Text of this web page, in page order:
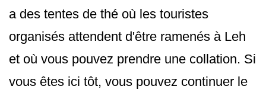
a des tentes de thé où les touristes
organisés attendent d'être ramenés à Leh
et où vous pouvez prendre une collation. Si
vous êtes ici tôt, vous pouvez continuer le